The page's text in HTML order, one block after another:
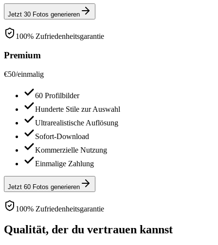
Jetzt 30 Fotos generieren
100% Zufriedenheitsgarantie
Premium
€50/einmalig
60 Profilbilder
Hunderte Stile zur Auswahl
Ultrarealistische Auflösung
Sofort-Download
Kommerzielle Nutzung
Einmalige Zahlung
Jetzt 60 Fotos generieren
100% Zufriedenheitsgarantie
Qualität, der du vertrauen kannst